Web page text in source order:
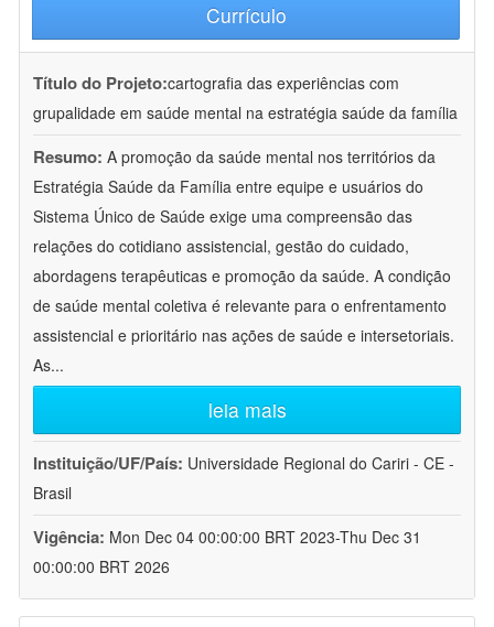
Currículo
Título do Projeto:cartografia das experiências com
grupalidade em saúde mental na estratégia saúde da família
Resumo: A promoção da saúde mental nos territórios da
Estratégia Saúde da Família entre equipe e usuários do
Sistema Único de Saúde exige uma compreensão das
relações do cotidiano assistencial, gestão do cuidado,
abordagens terapêuticas e promoção da saúde. A condição
de saúde mental coletiva é relevante para o enfrentamento
assistencial e prioritário nas ações de saúde e intersetoriais.
As...
leia mais
Instituição/UF/País: Universidade Regional do Cariri - CE -
Brasil
Vigência: Mon Dec 04 00:00:00 BRT 2023-Thu Dec 31
00:00:00 BRT 2026